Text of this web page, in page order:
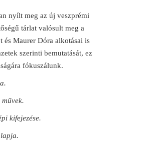
nyílt meg az új veszprémi
tárlat valósult meg a
Maurer Dóra alkotásai is
szerinti bemutatását, ez
fókuszálunk.
kifejezése.